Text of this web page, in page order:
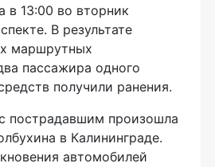
в 13:00 во вторник
В результате
маршрутных
пассажира одного
получили ранения.
пострадавшим произошла
в Калининграде.
автомобилей